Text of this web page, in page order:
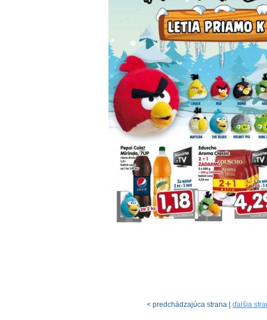
< predchádzajúca strana | ďalšia